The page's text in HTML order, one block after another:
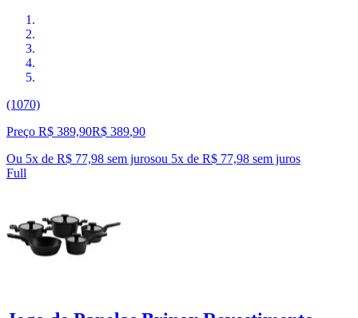
(1070)
Preço R$ 389,90R$ 389,90
Ou 5x de R$ 77,98 sem jurosou 5x de R$ 77,98 sem juros
Full